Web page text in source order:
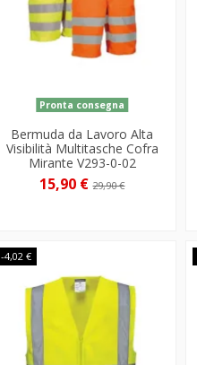
Pronta consegna
Bermuda da Lavoro Alta
Visibilità Multitasche Cofra
Mirante V293-0-02
15,90 €29,90 €
-4,02 €